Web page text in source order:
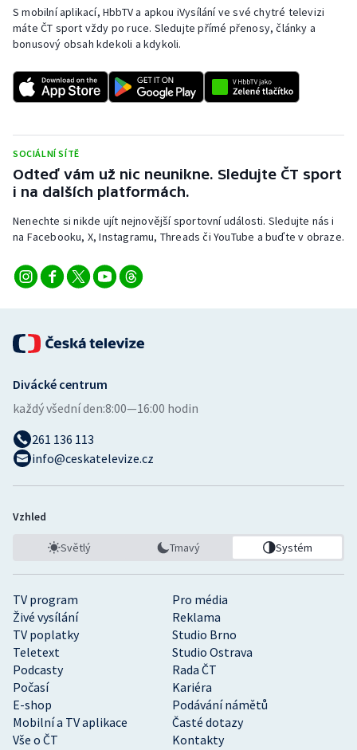
Sportovní střelba
Stolní tenis
Triatlon
Vodní slalom
Volejbal
Ostatní
S mobilní aplikací, HbbTV a apkou iVysílání ve své chytré televizi
máte ČT sport vždy po ruce. Sledujte přímé přenosy, články a
bonusový obsah kdekoli a kdykoli.
SOCIÁLNÍ SÍTĚ
Odteď vám už nic neunikne. Sledujte ČT sport
i na dalších platformách.
Nenechte si nikde ujít nejnovější sportovní události. Sledujte nás i
na Facebooku, X, Instagramu, Threads či YouTube a buďte v obraze.
TV program
Pro média
Živé vysílání
Reklama
TV poplatky
Studio Brno
Teletext
Studio Ostrava
Podcasty
Rada ČT
Počasí
Kariéra
E-shop
Podávání námětů
Mobilní a TV aplikace
Časté dotazy
Vše o ČT
Kontakty
Divácké centrum
každý všední den:8:00—16:00 hodin
261 136 113
info@ceskatelevize.cz
Vzhled
Světlý Tmavý Systém